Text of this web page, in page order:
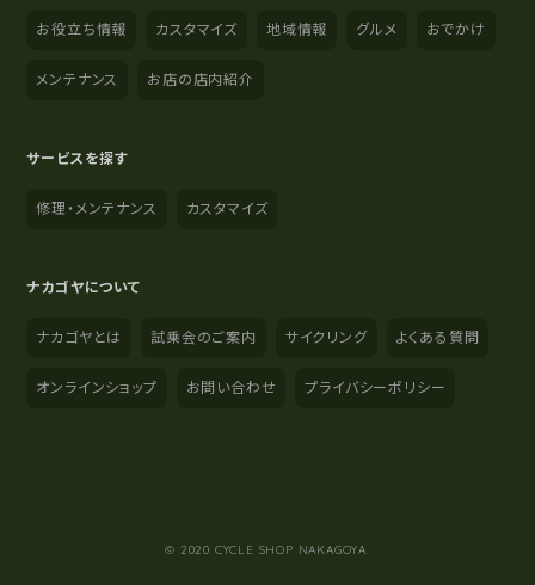
お役立ち情報 カスタマイズ 地域情報 グルメ おでかけ
メンテナンス お店の店内紹介
サービスを探す
修理・メンテナンス カスタマイズ
ナカゴヤについて
ナカゴヤとは 試乗会のご案内 サイクリング よくある質問
オンラインショップ お問い合わせ プライバシーポリシー
© 2020 CYCLE SHOP NAKAGOYA.